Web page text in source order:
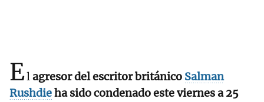
Elagresor del escritor británico Salman
Rushdieha sido condenado este viernes a 25